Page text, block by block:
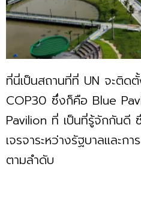
ที่นี่เป็นสถานที่ที่ UN จะติด
COP30 ซึ่งก็คือ Blue
Pavilion ที่ เป็นที่รู้จักกันดี
เจรจาระหว่างรัฐบาลและก
ตามลำดับ